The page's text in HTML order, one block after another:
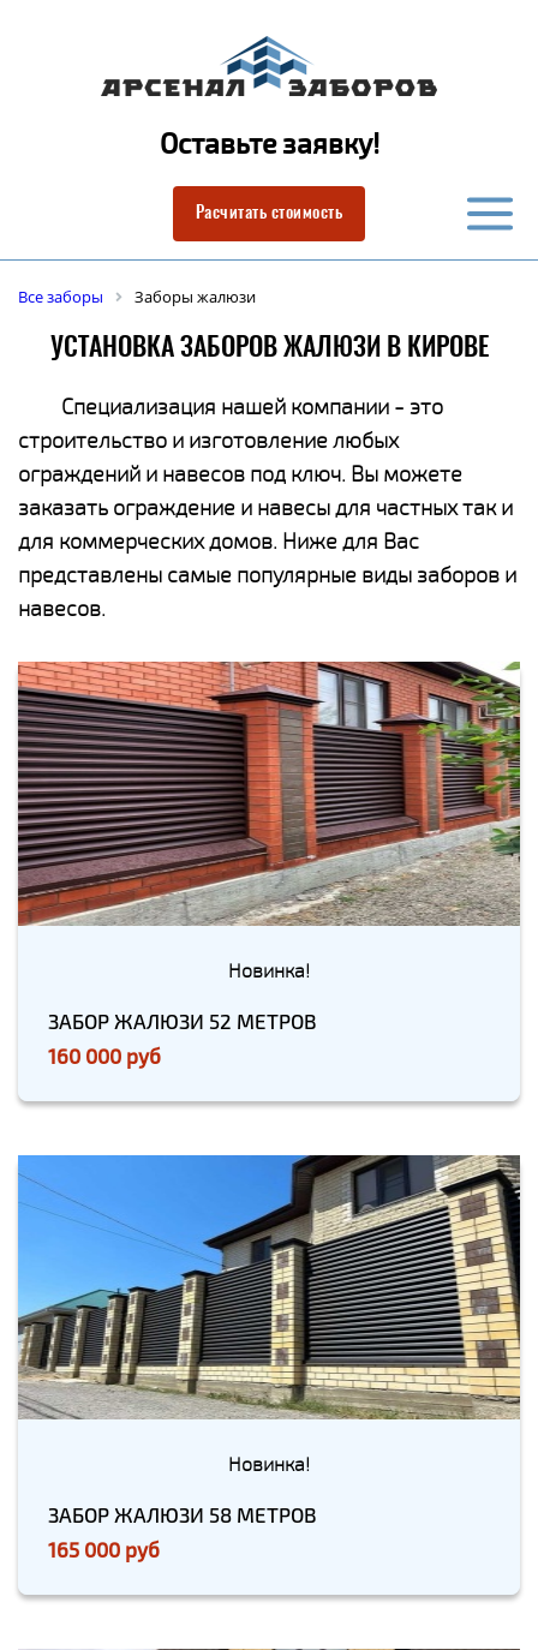
Оставьте заявку!
Расчитать стоимость
Все заборы Заборы жалюзи
УСТАНОВКА ЗАБОРОВ ЖАЛЮЗИ В КИРОВЕ
Специализация нашей компании - это
строительство и изготовление любых
ограждений и навесов под ключ. Вы можете
заказать ограждение и навесы для частных так и
для коммерческих домов. Ниже для Вас
представлены самые популярные виды заборов и
навесов.
Новинка!
ЗАБОР ЖАЛЮЗИ 52 МЕТРОВ
160 000 руб
Новинка!
ЗАБОР ЖАЛЮЗИ 58 МЕТРОВ
165 000 руб